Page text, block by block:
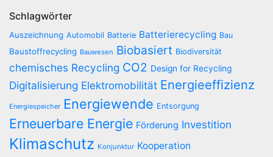
Schlagwörter
Auszeichnung Automobil Batterie Batterierecycling Bau
Baustoffrecycling Bauwesen Biobasiert Biodiversität
chemisches Recycling CO2 Design for Recycling
Digitalisierung Elektromobilität Energieeffizienz
Energiespeicher Energiewende Entsorgung
Erneuerbare Energie Förderung Investition
Klimaschutz Konjunktur Kooperation